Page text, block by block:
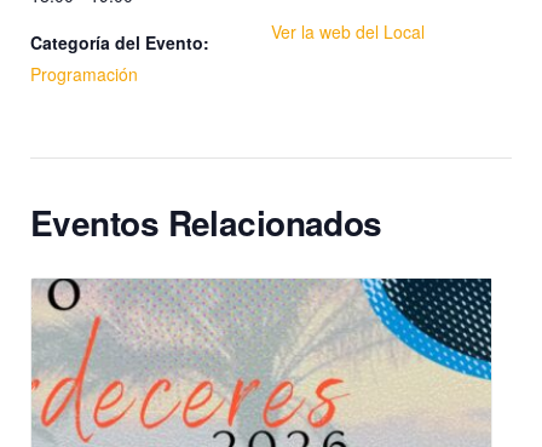
Categoría del Evento:
Programación
Ver la web del Local
Eventos Relacionados